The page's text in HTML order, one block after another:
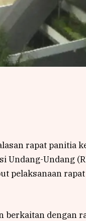
rapat panitia
Undang-Undang
pelaksanaan
berkaitan dengan